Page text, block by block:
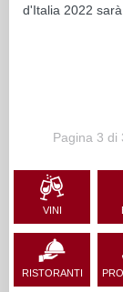
d'Italia 2022
Pagina 3 di
VINI
RISTORANTI